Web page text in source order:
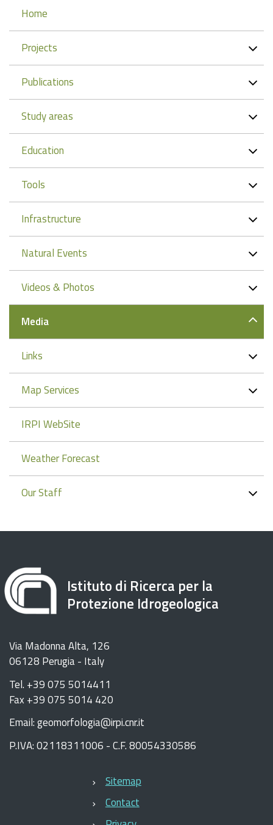
Navigation
Home
Projects
Publications
Study areas
Education
Tools
Infrastructure
Natural Events
Videos & Photos
Media
Links
Map Services
IRPI WebSite
Weather Forecast
Our Staff
Istituto di Ricerca per la
Protezione Idrogeologica
Via Madonna Alta, 126
06128 Perugia - Italy
Tel. +39 075 5014411
Fax +39 075 5014 420
Email: geomorfologia@irpi.cnr.it
P.IVA: 02118311006 - C.F. 80054330586
Sitemap
Contact